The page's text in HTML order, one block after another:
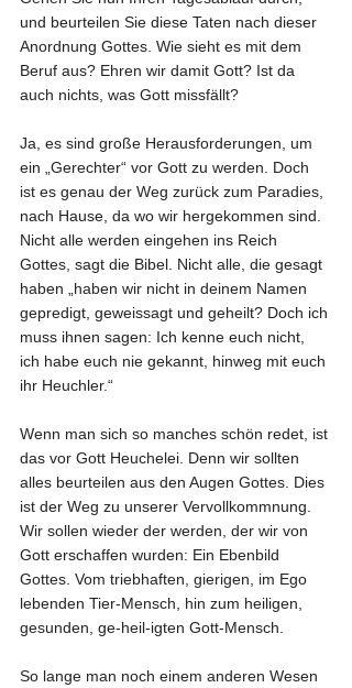
und beurteilen Sie diese Taten nach dieser
Anordnung Gottes. Wie sieht es mit dem
Beruf aus? Ehren wir damit Gott? Ist da
auch nichts, was Gott missfällt?
Ja, es sind große Herausforderungen, um
ein „Gerechter“ vor Gott zu werden. Doch
ist es genau der Weg zurück zum Paradies,
nach Hause, da wo wir hergekommen sind.
Nicht alle werden eingehen ins Reich
Gottes, sagt die Bibel. Nicht alle, die gesagt
haben „haben wir nicht in deinem Namen
gepredigt, geweissagt und geheilt? Doch ich
muss ihnen sagen: Ich kenne euch nicht,
ich habe euch nie gekannt, hinweg mit euch
ihr Heuchler.“
Wenn man sich so manches schön redet, ist
das vor Gott Heuchelei. Denn wir sollten
alles beurteilen aus den Augen Gottes. Dies
ist der Weg zu unserer Vervollkommnung.
Wir sollen wieder der werden, der wir von
Gott erschaffen wurden: Ein Ebenbild
Gottes. Vom triebhaften, gierigen, im Ego
lebenden Tier-Mensch, hin zum heiligen,
gesunden, ge-heil-igten Gott-Mensch.
So lange man noch einem anderen Wesen